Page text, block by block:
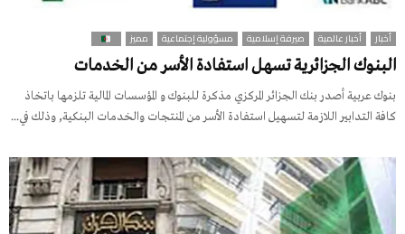
أخبار أخبار عالمية صيرفة إسلامية مسؤولية إجتماعية مميز
البنوك الجزائرية تسهل استفادة الأسر من الخدمات
بنوك عربية أصدر بنك الجزائر المركزي مذكرة للبنوك و المؤسسات المالية تلزمها باتخاذ
كافة التدابير اللازمة لتسهيل استفادة الأسر من المنتجات والخدمات البنكية, وذلك في...